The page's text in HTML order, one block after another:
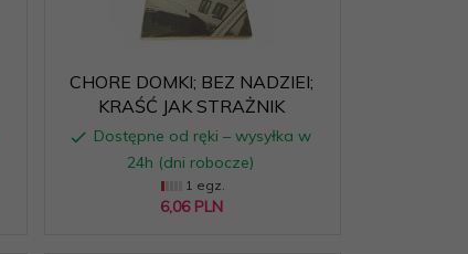
CHORE DOMKI; BEZ NADZIEI;
KRAŚĆ JAK STRAŻNIK
Dostępne od ręki – wysyłka w
24h (dni robocze)
1 egz.
6,06 PLN